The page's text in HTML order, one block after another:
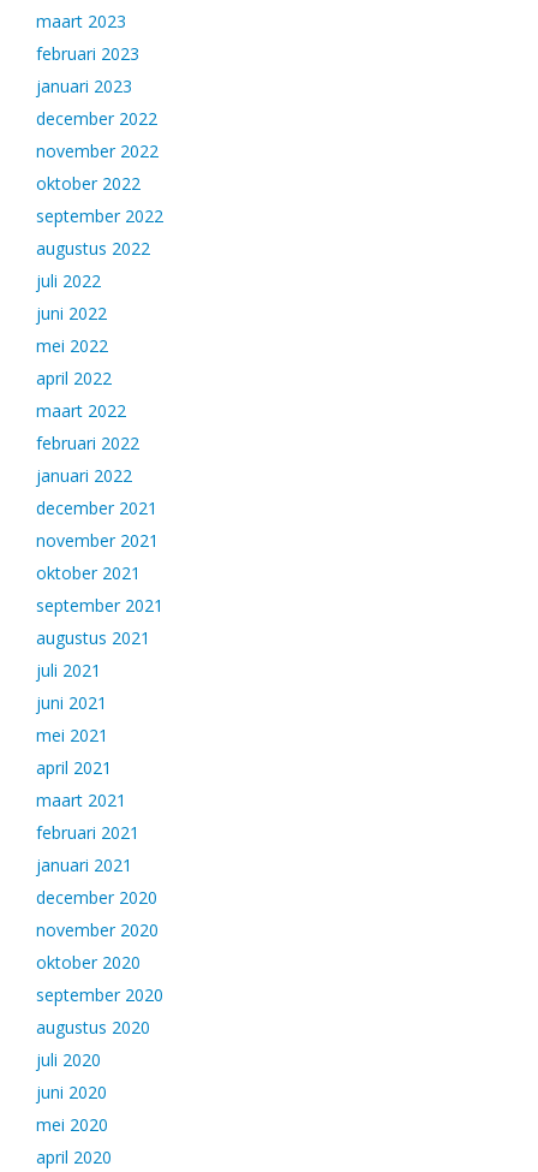
maart 2023
februari 2023
januari 2023
december 2022
november 2022
oktober 2022
september 2022
augustus 2022
juli 2022
juni 2022
mei 2022
april 2022
maart 2022
februari 2022
januari 2022
december 2021
november 2021
oktober 2021
september 2021
augustus 2021
juli 2021
juni 2021
mei 2021
april 2021
maart 2021
februari 2021
januari 2021
december 2020
november 2020
oktober 2020
september 2020
augustus 2020
juli 2020
juni 2020
mei 2020
april 2020